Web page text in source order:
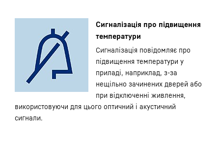
Сигналізація про підвищення
температури
Сигналізація повідомляє про
підвищення температури у
приладі, наприклад, з-за
нещільно зачинених дверей або
при відключенні живлення,
використовуючи для цього оптичний і акустичний
сигнали.